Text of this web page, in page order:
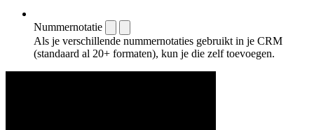
Nummernotatie
Als je verschillende nummernotaties gebruikt in je CRM
(standaard al 20+ formaten), kun je die zelf toevoegen.